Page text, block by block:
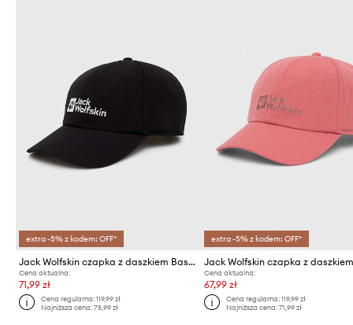
extra -5% z kodem: OFF*
Jack Wolfskin czapka z daszkiem Baseball
Cena aktualna:
71,99 zł
Cena regularna:119,99 zł
Najniższa cena:75,99 zł
extra -5% z kodem: OFF*
Cena aktualna:
67,99 zł
Cena regularna: 119,99 zł
Najniższa cena: 71,99 zł